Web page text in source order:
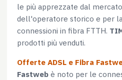
le più apprezzate dal
dell'operatore storico e per
connessioni in fibra FTTH.
prodotti più venduti.
Offerte ADSL e Fibra
Fastweb è noto per le